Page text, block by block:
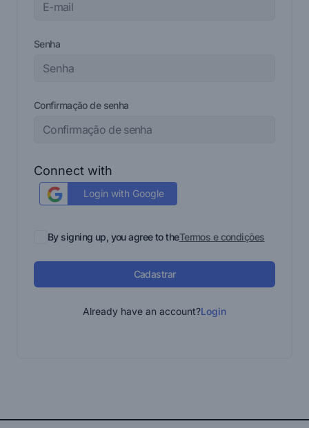
Senha
Confirmação de senha
Connect with
Login with Google
By signing up, you agree to theTermos e condições
Cadastrar
Already have an account?Login